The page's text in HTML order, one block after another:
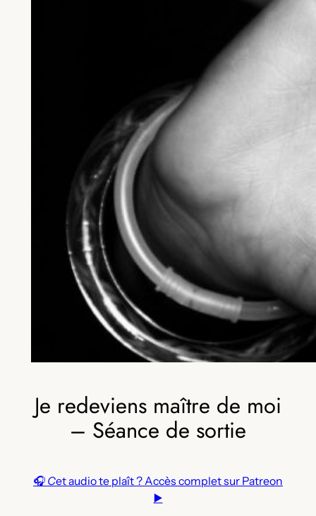
Je redeviens maître de moi
– Séance de sortie
🎧 Cet audio te plaît ? Accès complet sur Patreon
▶️